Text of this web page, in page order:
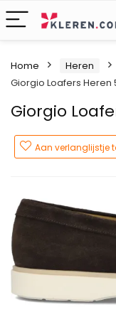
Home Heren
Giorgio Loafers Heren
Giorgio
Aan verlanglijstje